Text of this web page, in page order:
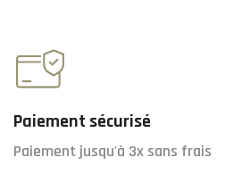
Paiement sécurisé
Paiement jusqu'à 3x sans frais